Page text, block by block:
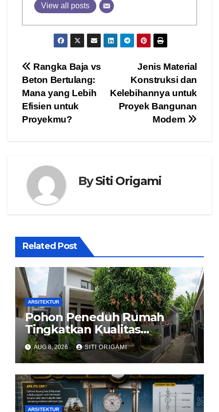
View all posts
Post
navigation
Jenis Material
Konstruksi dan
Kelebihannya untuk
Proyek Bangunan
Modern
Rangka Baja vs
Beton Bertulang:
Mana yang Lebih
Efisien untuk
Proyekmu?
BySiti Origami
Related Post
ARSITEKTUR
Pohon Peneduh Rumah
Tingkatkan Kualitas
Arsitektur Hunian
AUG 8, 2026 SITI ORIGAMI
ARSITEKTUR